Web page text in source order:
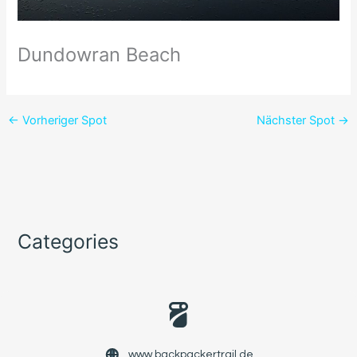
Dundowran Beach
← Vorheriger Spot Nächster Spot →
Categories
www.backpackertrail.de